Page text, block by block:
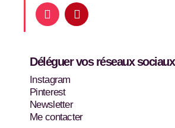
I
n
a
g
r
a
m
P
i
r
Déléguer vos réseaux sociaux
Instagram
Pinterest
Newsletter
Me contacter